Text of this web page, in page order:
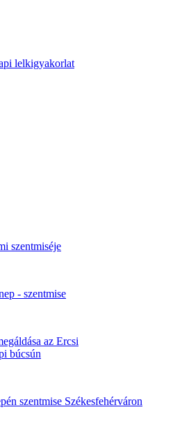
lelkigyakorlat
szentmiséje
- szentmise
az Ercsi
búcsún
szentmise Székesfehérváron